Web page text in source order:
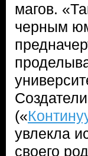
магов.
черным
(«
увлекла
своего